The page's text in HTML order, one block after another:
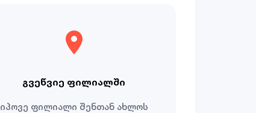
გვეწვიე ფილიალში
იპოვე ფილიალი შენთან ახლოს